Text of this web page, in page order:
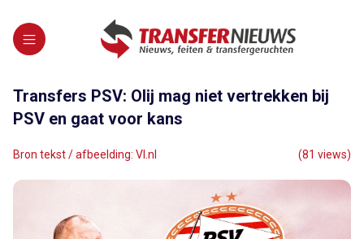
Transfers PSV: Olij mag niet vertrekken bij
PSV en gaat voor kans
Bron tekst / afbeelding: VI.nl (81 views)